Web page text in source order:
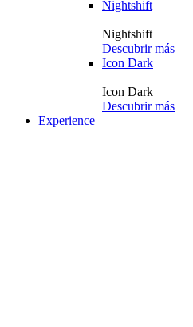
Nightshift
Nightshift
Descubrir más
Icon Dark
Icon Dark
Descubrir más
Experience